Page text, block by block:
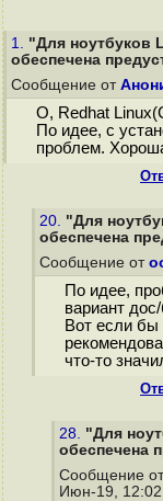
1. "Для ноутбуков
обеспечена
Сообщение от
О, Redhat
По идее, с
проблем.
20. "Для
обеспечена
Сообщение от
По идее,
вариант
Вот если бы
что-то
28. "Для
обеспечена
Сообщение
Июн-19, 12:02